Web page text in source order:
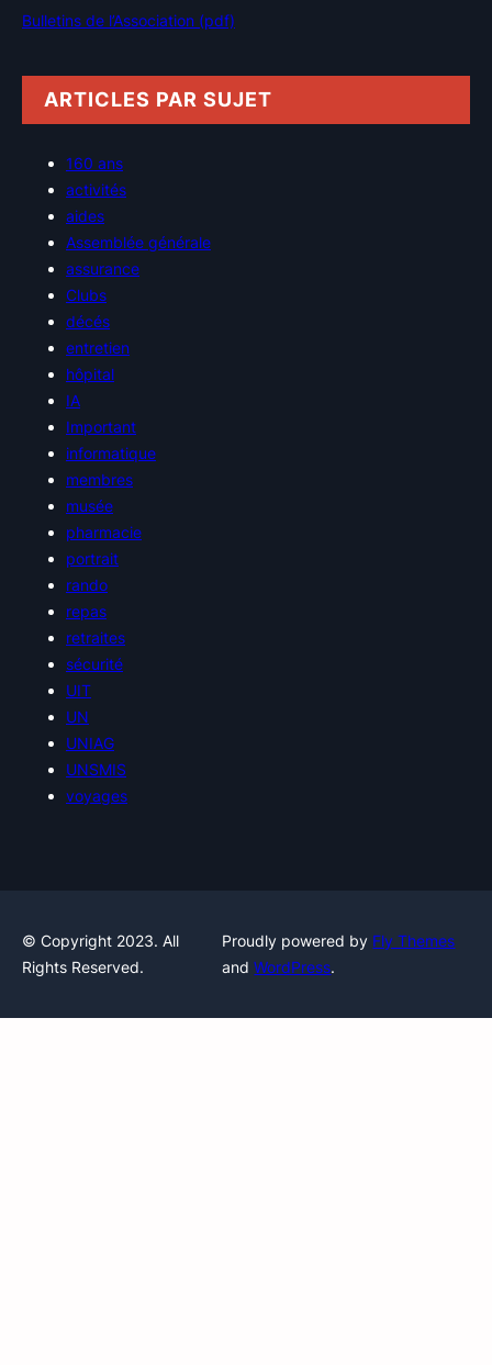
Bulletins de l’Association (pdf)
ARTICLES PAR SUJET
160 ans
activités
aides
Assemblée générale
assurance
Clubs
décés
entretien
hôpital
IA
Important
informatique
membres
musée
pharmacie
portrait
rando
repas
retraites
sécurité
UIT
UN
UNIAG
UNSMIS
voyages
© Copyright 2023. All
Rights Reserved.
Proudly powered by Fly Themes
andWordPress.